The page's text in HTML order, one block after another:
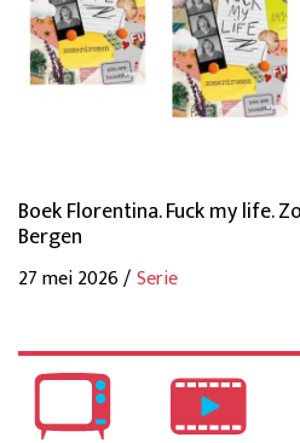
Boek Florentina. Fuck my life.
Bergen
27 mei 2026 /Serie